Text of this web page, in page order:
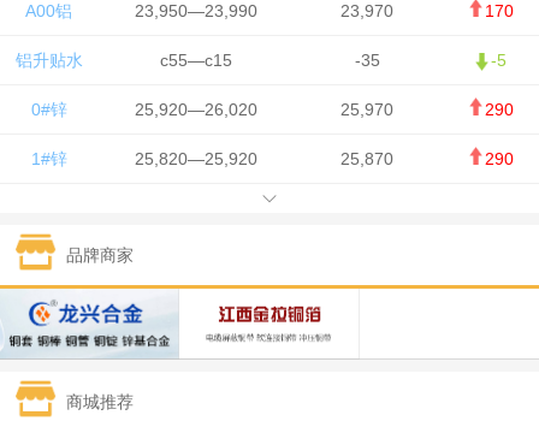
A00铝 23,950—23,990 23,970 170
铝升贴水 c55—c15 -35 -5
0#锌 25,920—26,020 25,970 290
1#锌 25,820—25,920 25,870 290
1#锡 434,000—436,000
1#镍 129,550—130,750
1#白银 15,100—15,110 15,105 -70
钯金
品牌商家
商城推荐